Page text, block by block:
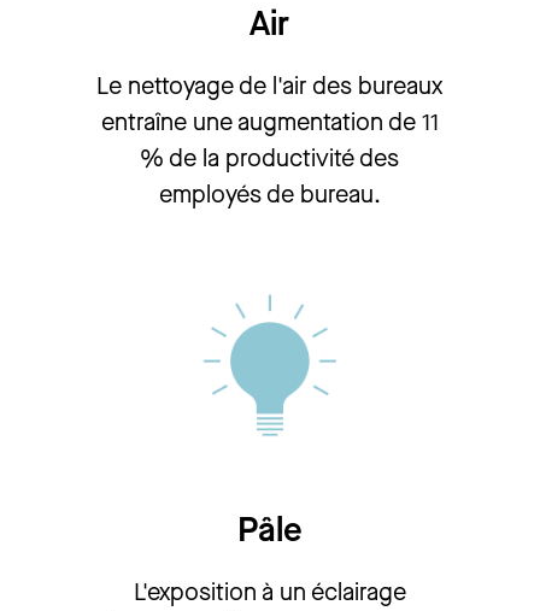
Air
Le nettoyage de l'air des bureaux
entraîne une augmentation de 11
% de la productivité des
employés de bureau.
Pâle
L'exposition à un éclairage